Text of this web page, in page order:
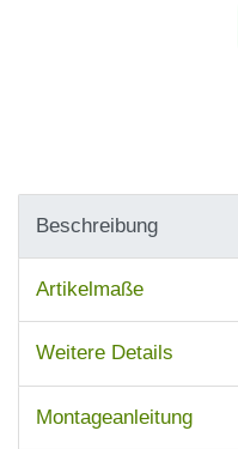
Beschreibung
Artikelmaße
Weitere Details
Montageanleitung